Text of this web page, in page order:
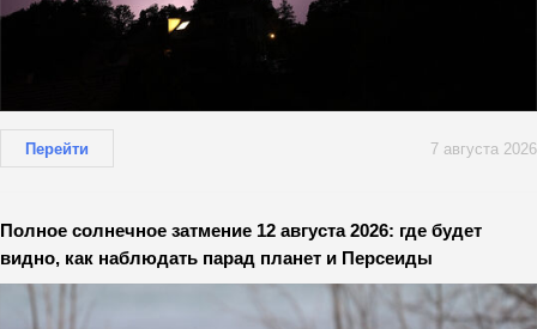
Перейти 7 августа 2026
Полное солнечное затмение 12 августа 2026: где будет
видно, как наблюдать парад планет и Персеиды